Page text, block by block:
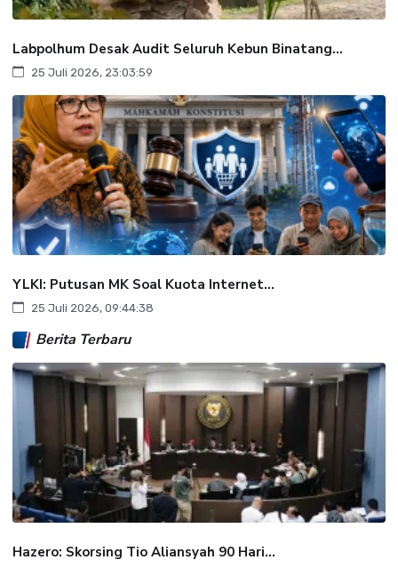
Labpolhum Desak Audit Seluruh Kebun Binatang...
25 Juli 2026, 23:03:59
YLKI: Putusan MK Soal Kuota Internet...
25 Juli 2026, 09:44:38
Berita Terbaru
Hazero: Skorsing Tio Aliansyah 90 Hari...